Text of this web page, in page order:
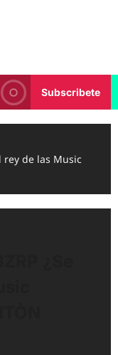
Subscribete
rey de las Music